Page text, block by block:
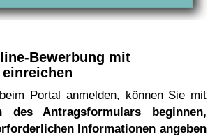
Bewerbung mit
Portal anmelden, können Sie mit
des Antragsformulars beginnen,
Informationen angeben